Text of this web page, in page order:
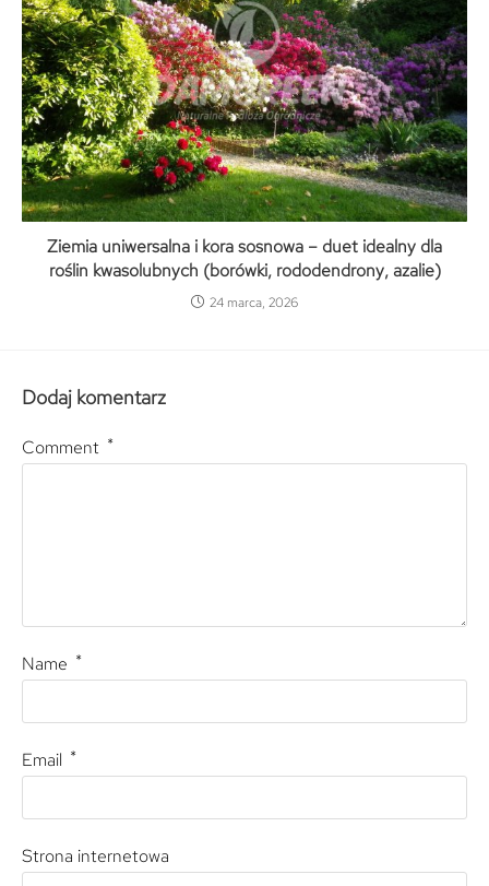
Ziemia uniwersalna i kora sosnowa – duet idealny dla
roślin kwasolubnych (borówki, rododendrony, azalie)
24 marca, 2026
Dodaj komentarz
Comment *
Name *
Email *
Strona internetowa